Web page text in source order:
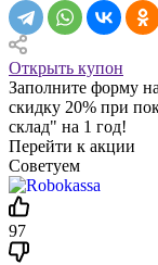
Открыть купон
Заполните форму
скидку 20% при
склад" на 1 год!
Перейти к акции
Советуем
97